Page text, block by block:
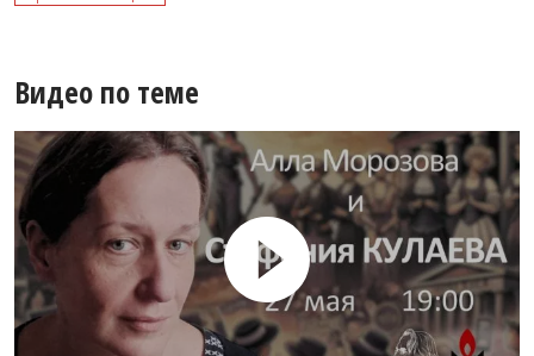
Видео по теме